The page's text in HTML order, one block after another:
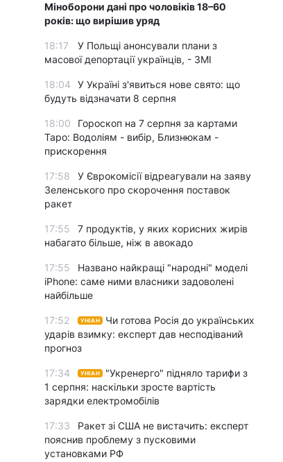
Міноборони дані про чоловіків 18–60
років: що вирішив уряд
18:17
У Польщі анонсували плани з
масової депортації українців, - ЗМІ
18:04
У Україні з'явиться нове свято: що
будуть відзначати 8 серпня
18:00
Гороскоп на 7 серпня за картами
Таро: Водоліям - вибір, Близнюкам -
прискорення
17:58
У Єврокомісії відреагували на заяву
Зеленського про скорочення поставок
ракет
17:55
7 продуктів, у яких корисних жирів
набагато більше, ніж в авокадо
17:55
Названо найкращі "народні" моделі
iPhone: саме ними власники задоволені
найбільше
17:52 УНІАН
Чи готова Росія до українських
ударів взимку: експерт дав несподіваний
прогноз
17:34 УНІАН
"Укренерго" підняло тарифи з
1 серпня: наскільки зросте вартість
зарядки електромобілів
17:33
Ракет зі США не вистачить: експерт
пояснив проблему з пусковими
установками РФ